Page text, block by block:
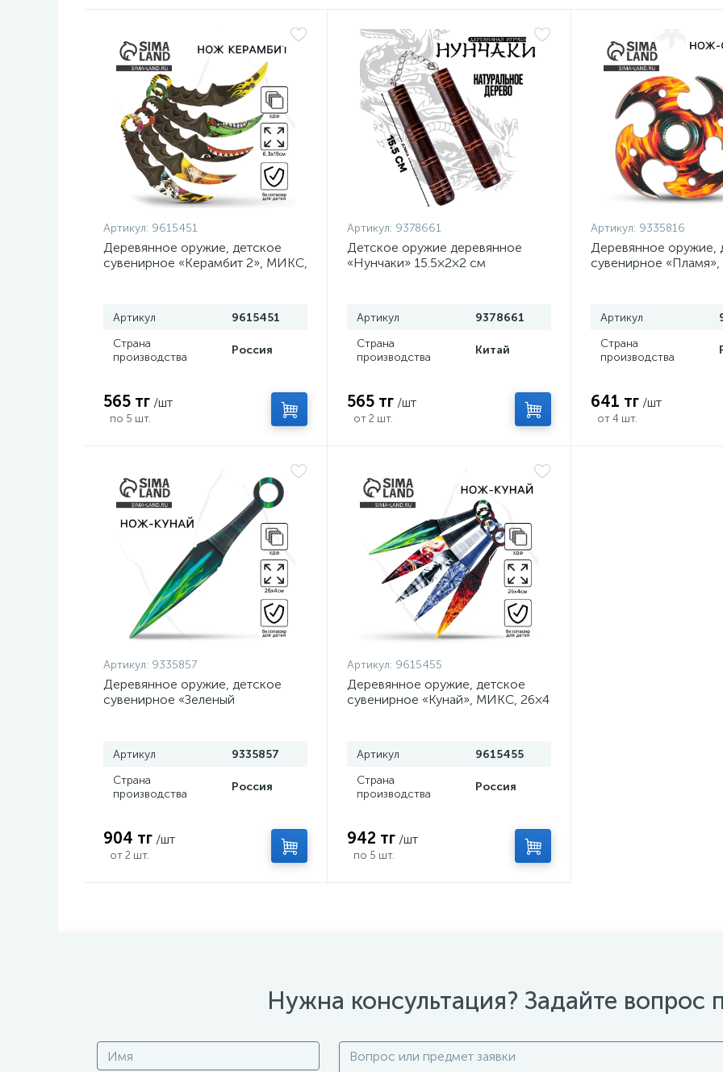
Артикул: 9615451
Деревянное оружие, детское
сувенирное «Керамбит 2», МИКС,
Артикул
9615451
Страна
производства
Россия
565 тг /шт
по 5 шт.
Артикул: 9378661
Детское оружие деревянное
«Нунчаки» 15.5×2×2 см
Артикул
9378661
Страна
производства
Китай
565 тг /шт
от 2 шт.
Артикул: 9335816
Деревянное оружие,
сувенирное
Артикул
Страна
производства
641 тг /шт
от 4 шт.
Артикул: 9335857
Деревянное оружие, детское
сувенирное «Зеленый
Артикул
9335857
Страна
производства
Россия
904 тг /шт
от 2 шт.
Артикул: 9615455
Деревянное оружие, детское
сувенирное «Кунай», МИКС, 26×4
Артикул
9615455
Страна
производства
Россия
942 тг /шт
по 5 шт.
Нужна консультация? Задайте вопрос